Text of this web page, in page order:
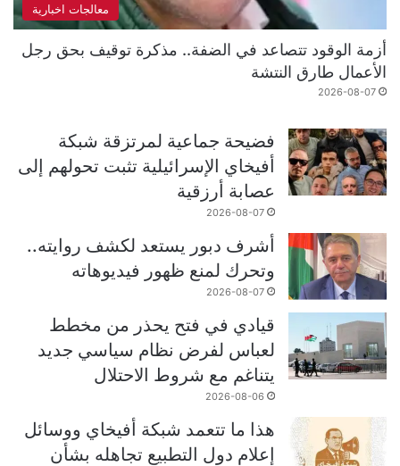
معالجات اخبارية
أزمة الوقود تتصاعد في الضفة.. مذكرة توقيف بحق رجل
الأعمال طارق النتشة
2026-08-07
فضيحة جماعية لمرتزقة شبكة
أفيخاي الإسرائيلية تثبت تحولهم إلى
عصابة أرزقية
2026-08-07
أشرف دبور يستعد لكشف روايته..
وتحرك لمنع ظهور فيديوهاته
2026-08-07
قيادي في فتح يحذر من مخطط
لعباس لفرض نظام سياسي جديد
يتناغم مع شروط الاحتلال
2026-08-06
هذا ما تتعمد شبكة أفيخاي ووسائل
إعلام دول التطبيع تجاهله بشأن